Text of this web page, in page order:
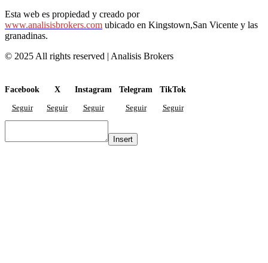
Esta web es propiedad y creado por
www.analisisbrokers.com ubicado en Kingstown,San Vicente y las
granadinas.
© 2025 All rights reserved | Analisis Brokers
Facebook
Seguir
X
Seguir
Instagram
Seguir
Telegram
Seguir
TikTok
Seguir
Insert